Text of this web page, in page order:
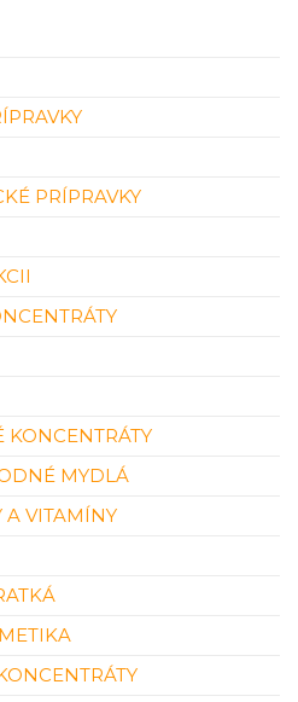
PRÍPRAVKY
KONCENTRÁTY
MYDLÁ
A VITAMÍNY